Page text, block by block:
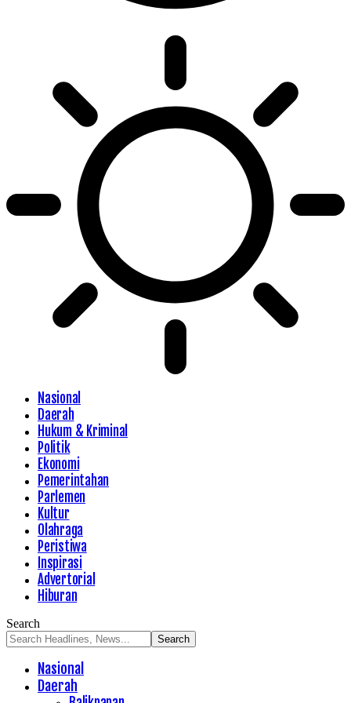
Nasional
Daerah
Hukum & Kriminal
Politik
Ekonomi
Pemerintahan
Parlemen
Kultur
Olahraga
Peristiwa
Inspirasi
Advertorial
Hiburan
Search
Nasional
Daerah